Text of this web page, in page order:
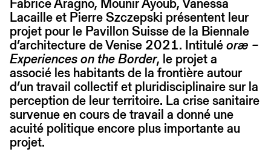
Lacaille et Pierre Szczepski présentent leur
projet pour le Pavillon Suisse de la Biennale
d’architecture de Venise 2021. Intituléoræ –
Experiences on the Border, le projet a
associé les habitants de la frontière autour
d’un travail collectif et pluridisciplinaire sur la
perception de leur territoire. La crise sanitaire
survenue en cours de travail a donné une
acuité politique encore plus importante au
projet.